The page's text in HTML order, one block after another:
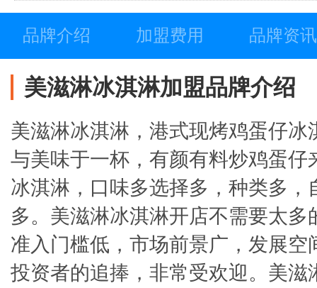
品牌介绍 加盟费用 品牌资讯
美滋淋冰淇淋加盟品牌介绍
美滋淋冰淇淋，港式现烤鸡蛋仔冰
与美味于一杯，有颜有料炒鸡蛋仔
冰淇淋，口味多选择多，种类多，
多。美滋淋冰淇淋开店不需要太多
准入门槛低，市场前景广，发展空
投资者的追捧，非常受欢迎。美滋